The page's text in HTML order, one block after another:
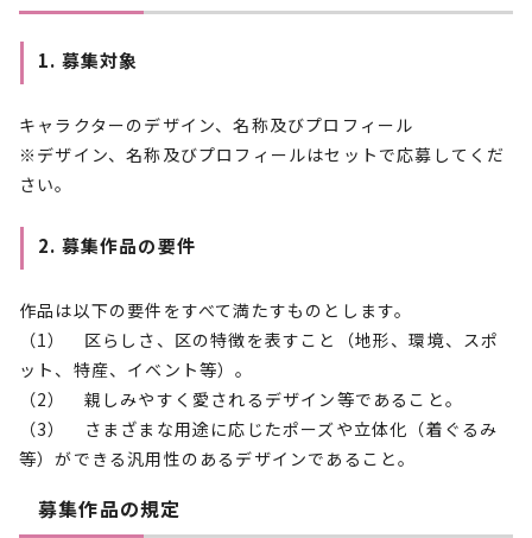
1. 募集対象
キャラクターのデザイン、名称及びプロフィール
※デザイン、名称及びプロフィールはセットで応募してくだ
さい。
2. 募集作品の要件
作品は以下の要件をすべて満たすものとします。
（1） 区らしさ、区の特徴を表すこと（地形、環境、スポ
ット、特産、イベント等）。
（2） 親しみやすく愛されるデザイン等であること。
（3） さまざまな用途に応じたポーズや立体化（着ぐるみ
等）ができる汎用性のあるデザインであること。
募集作品の規定